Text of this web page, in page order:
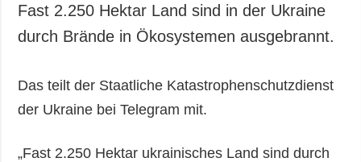
Fast 2.250 Hektar Land sind in der Ukraine
durch Brände in Ökosystemen ausgebrannt.
Das teilt der Staatliche Katastrophenschutzdienst
der Ukraine bei Telegram mit.
„Fast 2.250 Hektar ukrainisches Land sind durch